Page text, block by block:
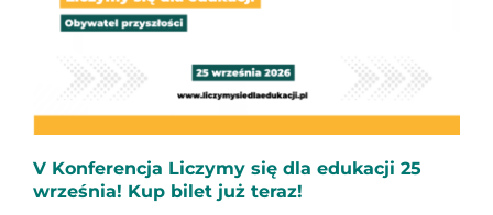
V Konferencja Liczymy się dla edukacji 25
września! Kup bilet już teraz!